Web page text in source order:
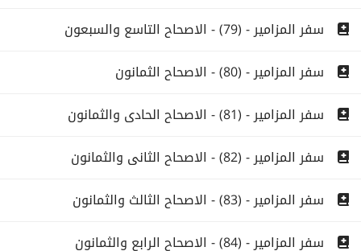
سفر المزامير - (79) - الاصحاح التاسع والسبعون
سفر المزامير - (80) - الاصحاح الثمانون
سفر المزامير - (81) - الاصحاح الحادى والثمانون
سفر المزامير - (82) - الاصحاح الثانى والثمانون
سفر المزامير - (83) - الاصحاح الثالث والثمانون
سفر المزامير - (84) - الاصحاح الرابع والثمانون